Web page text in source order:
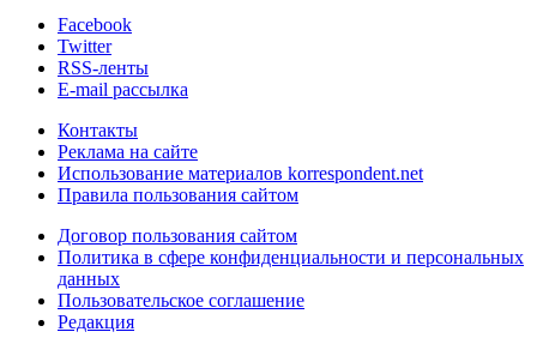
Facebook
Twitter
RSS-ленты
E-mail рассылка
Контакты
Реклама на сайте
Использование материалов korrespondent.net
Правила пользования сайтом
Договор пользования сайтом
Политика в сфере конфиденциальности и персональных
данных
Пользовательское соглашение
Редакция